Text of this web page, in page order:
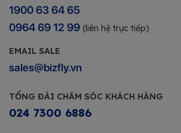
1900 63 64 65
0964 69 12 99 (liên hệ trực tiếp)
EMAIL SALE
sales@bizfly.vn
TỔNG ĐÀI CHĂM SÓC KHÁCH HÀNG
024 7300 6886